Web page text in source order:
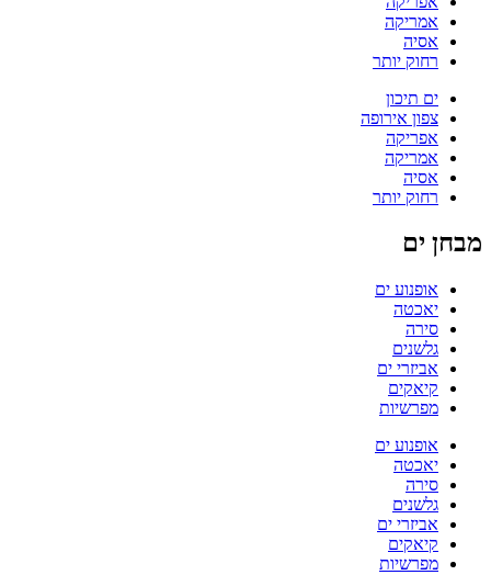
אמריקה
אסיה
רחוק יותר
ים תיכון
צפון אירופה
אפריקה
אמריקה
אסיה
רחוק יותר
מבחן ים
אופנוע ים
יאכטה
סירה
גלשנים
אביזרי ים
קיאקים
מפרשיות
אופנוע ים
יאכטה
סירה
גלשנים
אביזרי ים
קיאקים
מפרשיות